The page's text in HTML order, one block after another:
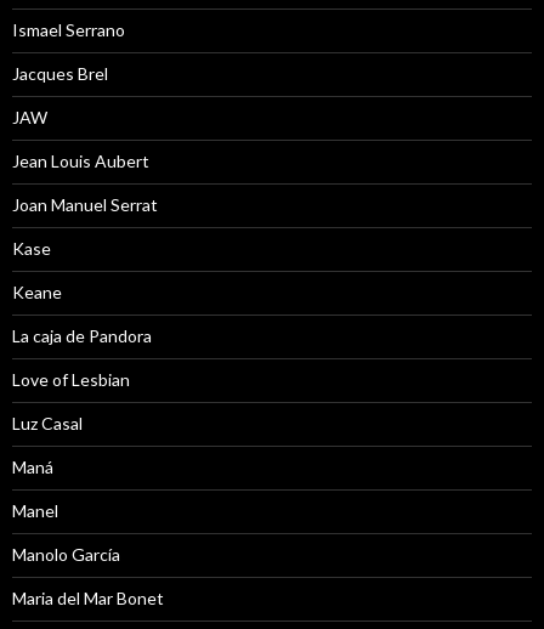
Ismael Serrano
Jacques Brel
JAW
Jean Louis Aubert
Joan Manuel Serrat
Kase
Keane
La caja de Pandora
Love of Lesbian
Luz Casal
Maná
Manel
Manolo García
Maria del Mar Bonet